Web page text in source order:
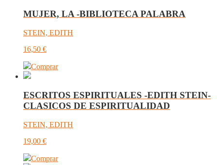
MUJER, LA -BIBLIOTECA PALABRA
STEIN, EDITH
16,50 €
Comprar
ESCRITOS ESPIRITUALES -EDITH STEIN-
CLASICOS DE ESPIRITUALIDAD
STEIN, EDITH
19,00 €
Comprar